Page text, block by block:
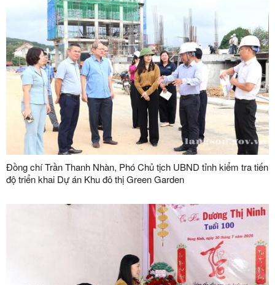
Đồng chí Trần Thanh Nhàn, Phó Chủ tịch UBND tỉnh kiểm tra tiến
độ triển khai Dự án Khu đô thị Green Garden